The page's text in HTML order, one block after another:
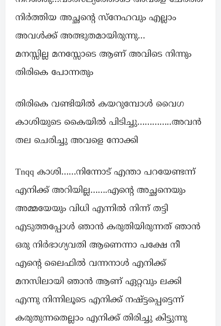
നിർത്തിയ അച്ഛന്റെ സ്നേഹവും എല്ലാം
അവൾക്ക് അത്ഭുതമായിരുന്നു…
മനസ്സില്ല മനസ്സോടെ ആണ് അവിടെ നിന്നും
തിരികെ പോന്നതും
തിരികെ വണ്ടിയിൽ കയറുമ്പോൾ വൈഗ
കാശിയുടെ കൈയിൽ പിടിച്ചു…………..അവൻ
തല ചെരിച്ചു അവളെ നോക്കി
Tnqq കാശി……നിന്നോട് എന്താ പറയേണ്ടന്ന്
എനിക്ക് അറിയില്ല…….എന്റെ അച്ഛനെയും
അമ്മയേയും വിധി എന്നിൽ നിന്ന് തട്ടി
എടുത്തപ്പോൾ ഞാൻ കരുതിയിരുന്നത് ഞാൻ
ഒരു നിർഭാഗ്യവതി ആണെന്നാ പക്ഷേ നീ
എന്റെ ലൈഫിൽ വന്നനാൾ എനിക്ക്
മനസിലായി ഞാൻ ആണ് ഏറ്റവും ലക്കി
എന്നു നിന്നിലൂടെ എനിക്ക് നഷ്ട്ടപ്പെട്ടെന്ന്
കരുതുന്നതെല്ലാം എനിക്ക് തിരിച്ചു കിട്ടുന്നു